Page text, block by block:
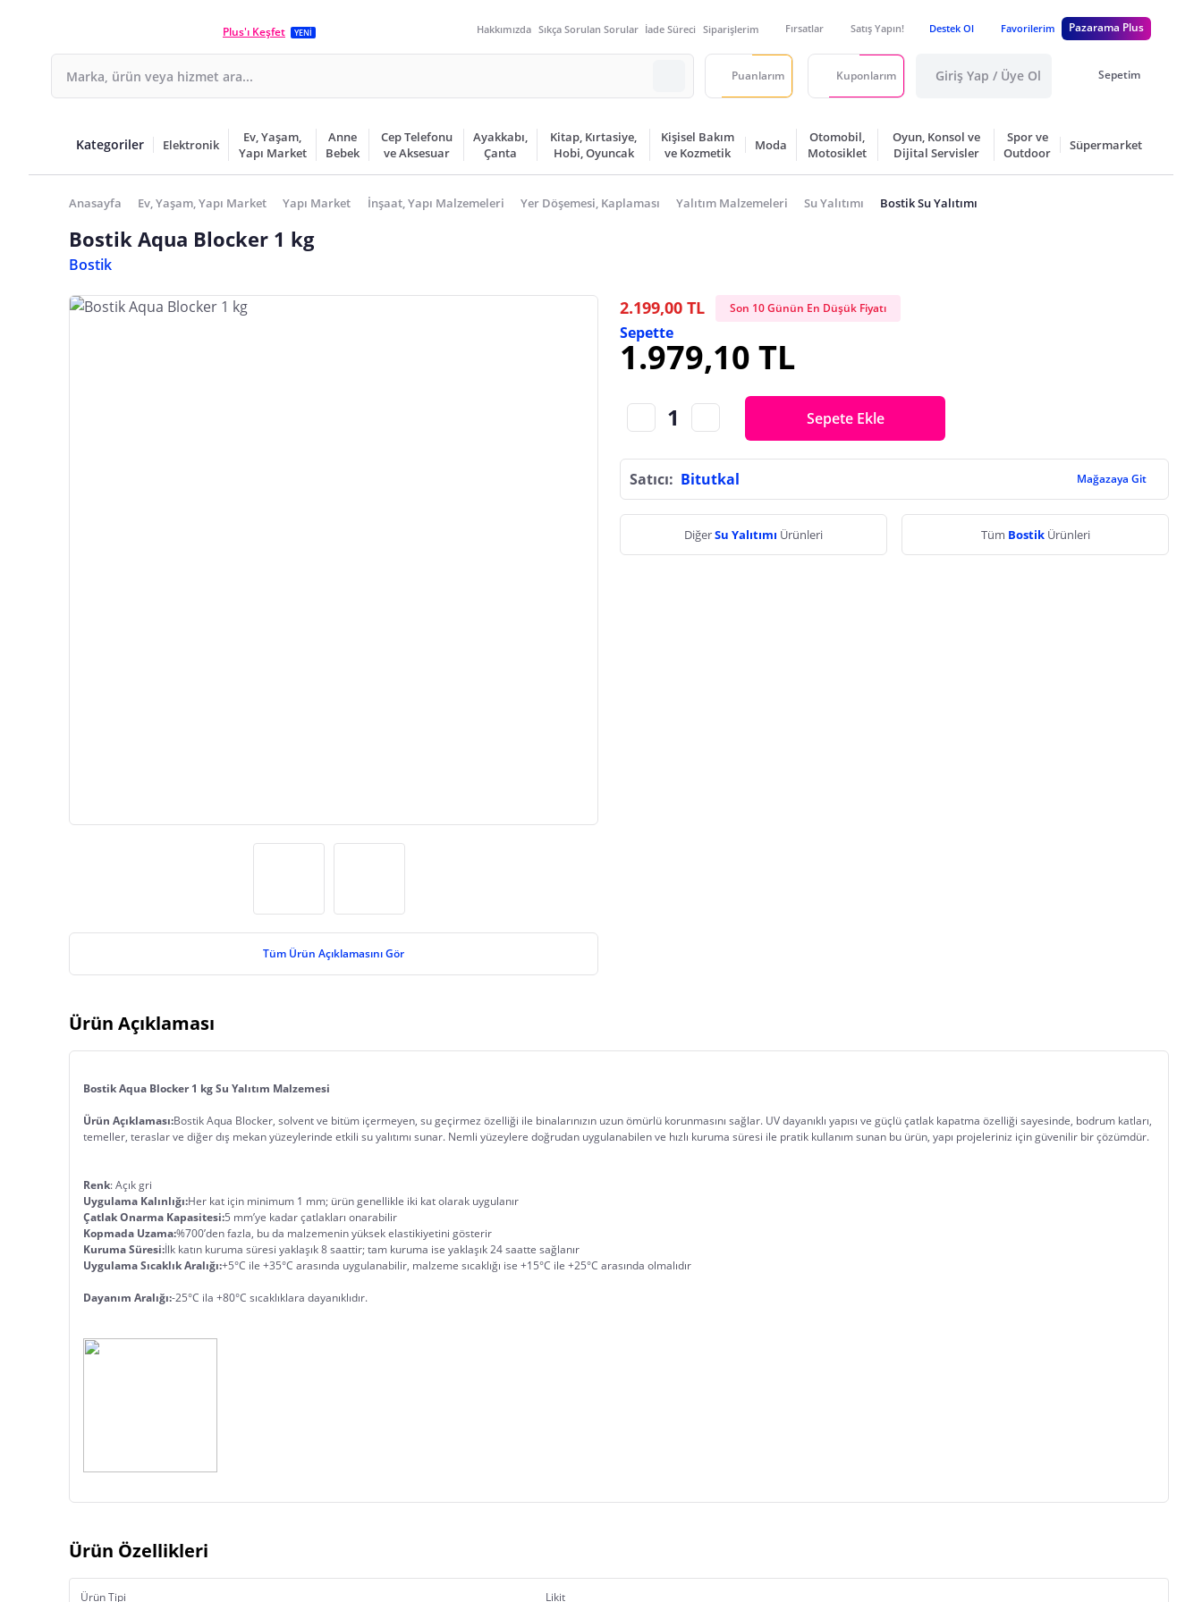
Plus'ı Keşfet YENİ Hakkımızda Sıkça Sorulan Sorular İade Süreci Siparişlerim Fırsatlar Satış Yapın! Destek Ol Favorilerim Pazarama Plus
Puanlarım Kuponlarım Giriş Yap / Üye Ol Sepetim
Kategoriler Elektronik
Ev, Yaşam,
Yapı Market
Anne
Bebek
Cep Telefonu
ve Aksesuar
Ayakkabı,
Çanta
Kitap, Kırtasiye,
Hobi, Oyuncak
Kişisel Bakım
ve Kozmetik
Moda
Otomobil,
Motosiklet
Oyun, Konsol ve
Dijital Servisler
Spor ve
Outdoor
Süpermarket
Anasayfa Ev, Yaşam, Yapı Market Yapı Market İnşaat, Yapı Malzemeleri Yer Döşemesi, Kaplaması Yalıtım Malzemeleri Su Yalıtımı Bostik Su Yalıtımı
Bostik Aqua Blocker 1 kg
Bostik
Tüm Ürün Açıklamasını Gör
2.199,00 TL Son 10 Günün En Düşük Fiyatı
Sepette
1.979,10 TL
Sepete Ekle
Satıcı: Bitutkal Mağazaya Git
DiğerSu Yalıtımı Ürünleri Tüm Bostik Ürünleri
Ürün Açıklaması
Bostik Aqua Blocker 1 kg Su Yalıtım Malzemesi
Ürün Açıklaması:Bostik Aqua Blocker, solvent ve bitüm içermeyen, su geçirmez özelliği ile binalarınızın uzun ömürlü korunmasını sağlar. UV dayanıklı yapısı ve güçlü çatlak kapatma özelliği sayesinde, bodrum katları,
Renk
Uygulama Kalınlığı:
Çatlak Onarma Kapasitesi:
Kopmada Uzama:
Kuruma Süresi:
Uygulama Sıcaklık Aralığı:
Dayanım Aralığı:
Ürün Özellikleri
Ürün Tipi Likit